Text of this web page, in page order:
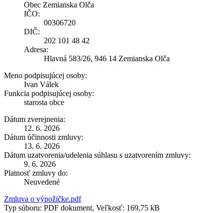
Obec Zemianska Olča
IČO:
00306720
DIČ:
202 101 48 42
Adresa:
Hlavná 583/26, 946 14 Zemianska Olča
Meno podpisujúcej osoby:
Ivan Válek
Funkcia podpisujúcej osoby:
starosta obce
Dátum zverejnenia:
12. 6. 2026
Dátum účinnosti zmluvy:
13. 6. 2026
Dátum uzatvorenia/udelenia súhlasu s uzatvorením zmluvy:
9. 6. 2026
Platnosť zmluvy do:
Neuvedené
Zmluva o výpožičke.pdf
Typ súboru: PDF dokument, Veľkosť: 169,75 kB